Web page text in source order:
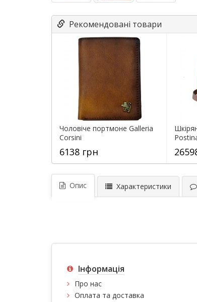
Рекомендовані товари
Чоловіче портмоне Galleria
Corsini
6138 грн
Опис Характеристики
Інформація
Про нас
Оплата та доставка